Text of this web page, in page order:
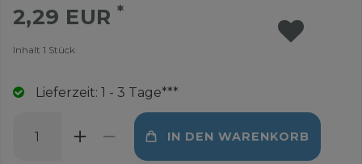
2,29 EUR*
Inhalt 1 Stück
Lieferzeit: 1 - 3 Tage***
IN DEN WARENKORB